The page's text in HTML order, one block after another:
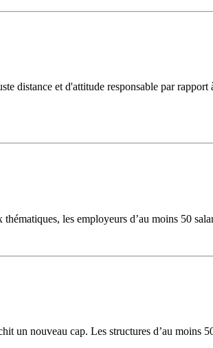
distance et d'attitude responsable par
les employeurs d’au moins 50
un nouveau cap. Les structures d’au moins